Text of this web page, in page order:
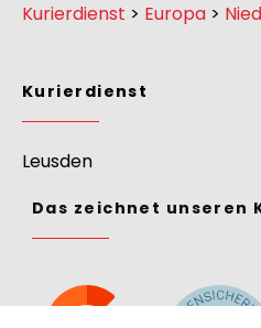
Kurierdienst > Europa >
Kurierdienst
Leusden
Das zeichnet unseren